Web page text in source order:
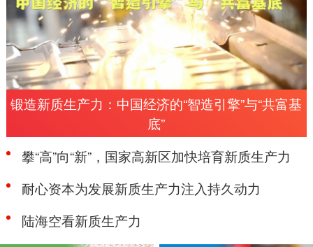
锻造新质生产力：中国经济的“智造引擎”与“共富基
底”
攀“高”向“新”，国家高新区加快培育新质生产力
耐心资本为发展新质生产力注入持久动力
陆海空看新质生产力